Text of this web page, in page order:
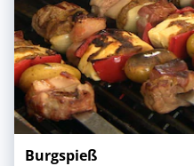
Burgspieß